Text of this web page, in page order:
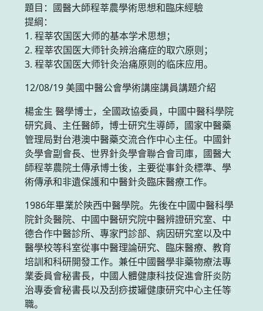
題目：國醫大師程莘農學術思想和臨床經驗
提綱：
1. 程莘农国医大师的基本学术思想；
2. 程莘农国医大师针灸辨治痛症的取穴原则；
3. 程莘农国医大师针灸治痛原则的临床应用。
12/08/19 美國中醫公會學術講座講員講題介紹
楊金生 醫學博士，全國政協委員，中國中醫科學院
研究員、主任醫師，博士研究生導師，國家中醫藥
管理局對台港澳中醫藥交流合作中心主任。中國針
灸學會副會長、世界針灸學會聯合會司庫，國醫大
師程莘農院土傳承博士後，主要從事針灸標準、學
術傳承和非遺保護和中醫針灸臨床醫療工作。
1986年畢業於陝西中醫學院。先後在中國中醫科學
院針灸醫院、中國中醫研究院中醫辨證研究室、中
德合作中醫診所、專家門診部、病因研究室以及中
醫學校等科室從事中醫理論研究、臨床醫療、教育
培訓和科研開發工作。兼任中國醫學非藥物療法專
業委員會秘書長，中國人體健康科技促進會肝炎防
治專委會秘書長以及刮痧拔罐健康研究中心主任等
職。